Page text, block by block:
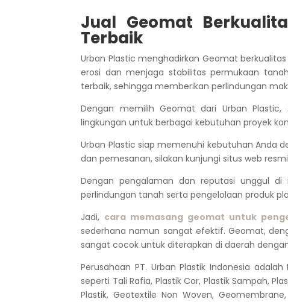
Jual Geomat
Terbaik
Urban Plastic menghadirkan Geomat
erosi dan menjaga stabilitas permukaan
terbaik, sehingga memberikan perlindungan
Dengan memilih Geomat dari Urban
lingkungan untuk berbagai kebutuhan proyek
Urban Plastic siap memenuhi kebutuhan Anda
dan pemesanan, silakan kunjungi situs web
Dengan pengalaman dan reputasi unggul
perlindungan tanah serta pengelolaan produk
Jadi, cara memasang geomat untuk
sederhana namun sangat efektif. Geomat,
sangat cocok untuk diterapkan di daerah
Perusahaan PT. Urban Plastik Indonesia
seperti Tali Rafia, Plastik Cor, Plastik Sampah,
Plastik, Geotextile Non Woven,